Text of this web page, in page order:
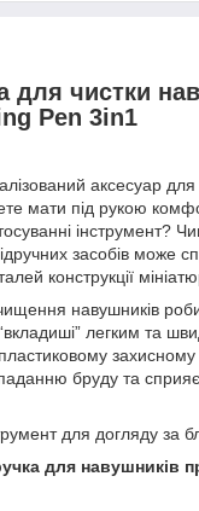
для чистки
Pen 3in1
аксесуар
мати під рукою
інструмент?
засобів може
конструкції
навушників
легким та
бруду та
для догляду за
для навушників